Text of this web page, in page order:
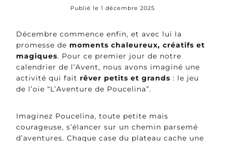
Publié le 1 décembre 2025
Décembre commence enfin, et avec lui la
promesse de moments chaleureux, créatifs et
magiques. Pour ce premier jour de notre
calendrier de l’Avent, nous avons imaginé une
activité qui fait rêver petits et grands : le jeu
de l’oie “L’Aventure de Poucelina”.
Imaginez Poucelina, toute petite mais
courageuse, s’élancer sur un chemin parsemé
d’aventures. Chaque case du plateau cache une